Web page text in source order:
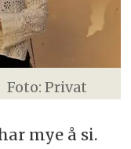
Foto: Privat
mye å si.